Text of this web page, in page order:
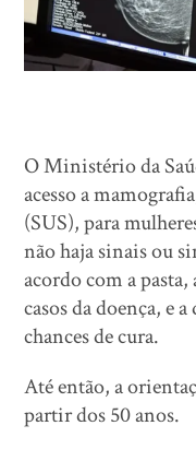
O Ministério da
acesso a
(SUS), para
não haja sinais ou
acordo com a
casos da doença, e
chances de cura.
Até então, a
partir dos 50 anos.